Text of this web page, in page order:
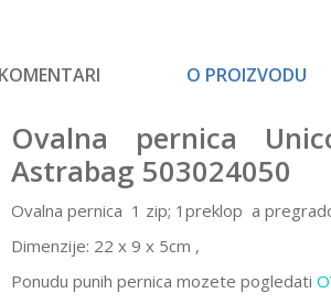
O PROIZVODU
Ovalna pernica
Astrabag 503024050
Ovalna pernica 1 zip; 1preklop a
Dimenzije: 22 x 9 x 5cm ,
Ponudu punih pernica mozete pogledati